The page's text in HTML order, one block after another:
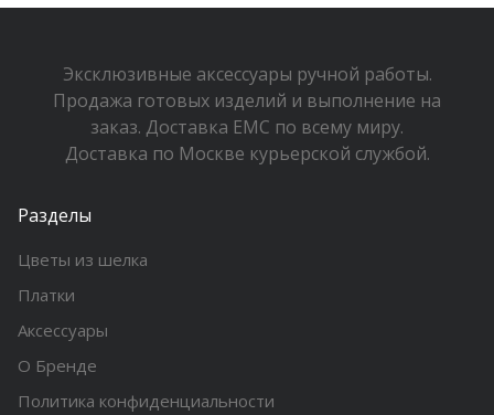
Эксклюзивные аксессуары ручной работы.
Продажа готовых изделий и выполнение на
заказ. Доставка EMC по всему миру.
Доставка по Москве курьерской службой.
Разделы
Цветы из шелка
Платки
Аксессуары
О Бренде
Политика конфиденциальности